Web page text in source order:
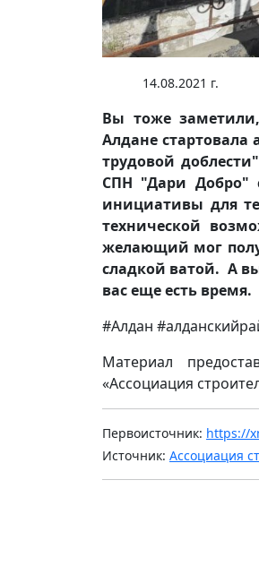
14.08.2021 г.
Вы тоже
Алдане стартовала
трудовой
СПН "Дари Добро"
инициативы для
технической
желающий мог
сладкой ватой. А
вас еще есть
#Алдан
Материал
«Ассоциация
Первоисточник: https://
Источник: Ассоциация